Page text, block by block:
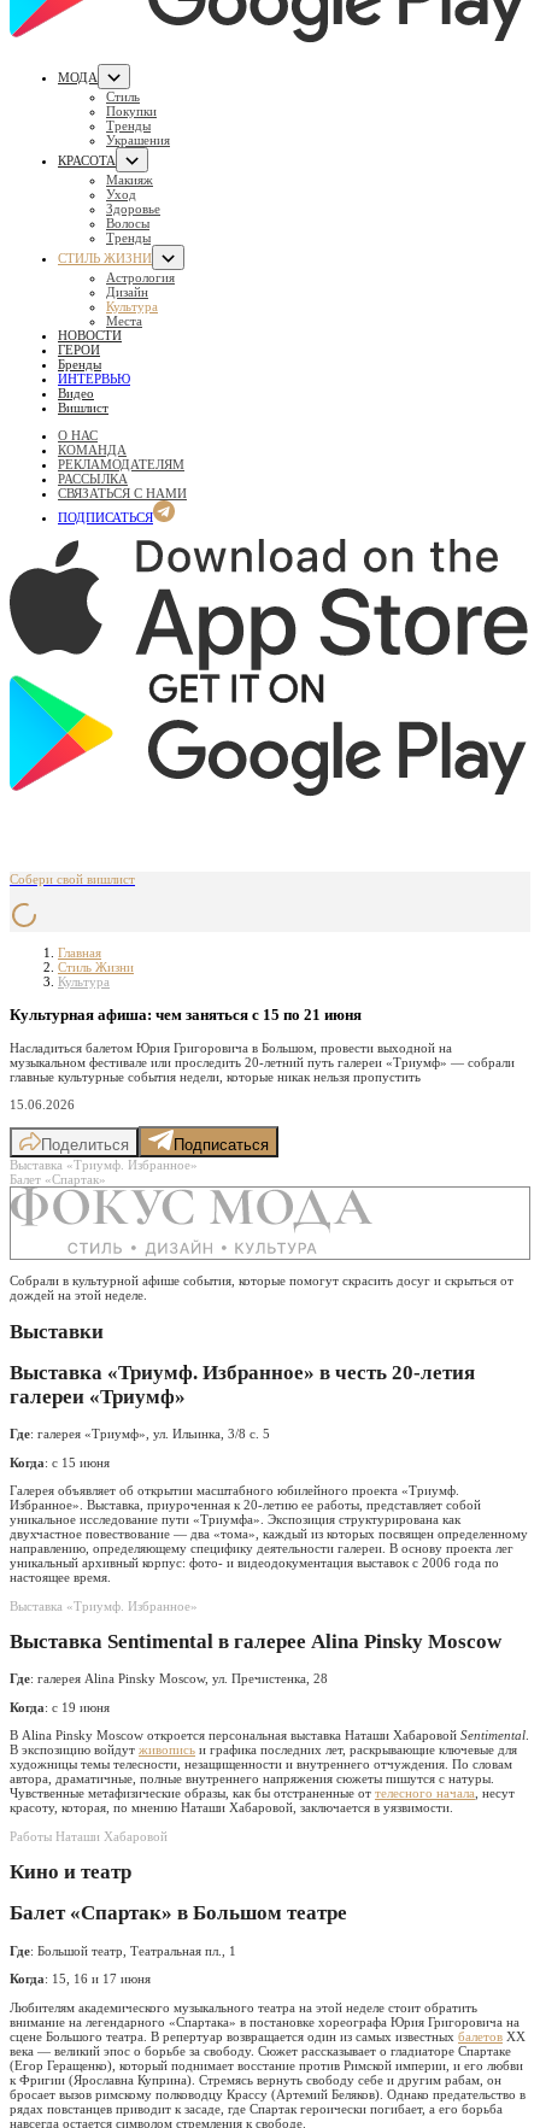
МОДА
Стиль
Покупки
Тренды
Украшения
КРАСОТА
Макияж
Уход
Здоровье
Волосы
Тренды
СТИЛЬ ЖИЗНИ
Астрология
Дизайн
Культура
Места
НОВОСТИ
ГЕРОИ
Бренды
ИНТЕРВЬЮ
Видео
Вишлист
О НАС
КОМАНДА
РЕКЛАМОДАТЕЛЯМ
РАССЫЛКА
СВЯЗАТЬСЯ С НАМИ
ПОДПИСАТЬСЯ
Собери свой вишлист
Главная
Стиль Жизни
Культура
Культурная афиша: чем заняться с 15 по 21 июня
Насладиться балетом Юрия Григоровича в Большом, провести выходной на
музыкальном фестивале или проследить 20-летний путь галереи «Триумф» — собрали
главные культурные события недели, которые никак нельзя пропустить
15.06.2026
Поделиться Подписаться
Выставка «Триумф. Избранное»
Балет «Спартак»
Собрали в культурной афише события, которые помогут скрасить досуг и скрыться от
дождей на этой неделе.
Выставки
Выставка «Триумф. Избранное» в честь 20-летия
галереи «Триумф»
Где: галерея «Триумф», ул. Ильинка, 3/8 с. 5
Когда: с 15 июня
Галерея объявляет об открытии масштабного юбилейного проекта «Триумф.
Избранное». Выставка, приуроченная к 20-летию ее работы, представляет собой
уникальное исследование пути «Триумфа». Экспозиция структурирована как
двухчастное повествование — два «тома», каждый из которых посвящен определенному
направлению, определяющему специфику деятельности галереи. В основу проекта лег
уникальный архивный корпус: фото- и видеодокументация выставок с 2006 года по
настоящее время.
Выставка «Триумф. Избранное»
Выставка Sentimental в галерее Alina Pinsky Moscow
Где: галерея Alina Pinsky Moscow, ул. Пречистенка, 28
Когда: с 19 июня
В Alina Pinsky Moscow откроется персональная выставка Наташи Хабаровой Sentimental
В экспозицию войдут живопись и графика последних лет, раскрывающие ключевые для
художницы темы телесности, незащищенности и внутреннего отчуждения. По словам
автора, драматичные, полные внутреннего напряжения сюжеты пишутся с натуры.
Чувственные метафизические образы, как бы отстраненные от телесного начала , несут
красоту, которая, по мнению Наташи Хабаровой, заключается в уязвимости.
Работы Наташи Хабаровой
Кино и театр
Балет «Спартак» в Большом театре
Где: Большой театр, Театральная пл., 1
Когда: 15, 16 и 17 июня
Любителям академического музыкального театра на этой неделе стоит обратить
внимание на легендарного «Спартака» в постановке хореографа Юрия Григоровича на
сцене Большого театра. В репертуар возвращается один из самых известных балетов XX
века — великий эпос о борьбе за свободу. Сюжет рассказывает о гладиаторе Спартаке
(Егор Геращенко), который поднимает восстание против Римской империи, и его любви
к Фригии (Ярославна Куприна). Стремясь вернуть свободу себе и другим рабам, он
бросает вызов римскому полководцу Крассу (Артемий Беляков). Однако предательство в
рядах повстанцев приводит к засаде, где Спартак героически погибает, а его борьба
навсегда остается символом стремления к свободе.